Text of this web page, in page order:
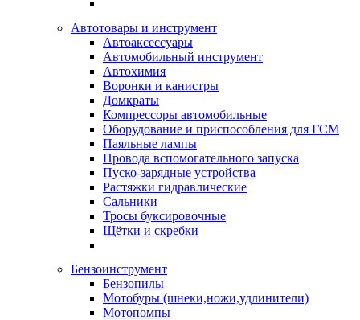
Автотовары и инструмент
Автоаксессуары
Автомобильный инструмент
Автохимия
Воронки и канистры
Домкраты
Компрессоры автомобильные
Оборудование и приспособления для ГСМ
Паяльные лампы
Провода вспомогательного запуска
Пуско-зарядные устройства
Растяжки гидравлические
Сальники
Тросы буксировочные
Щётки и скребки
Бензоинструмент
Бензопилы
Мотобуры (шнеки,ножи,удлинители)
Мотопомпы